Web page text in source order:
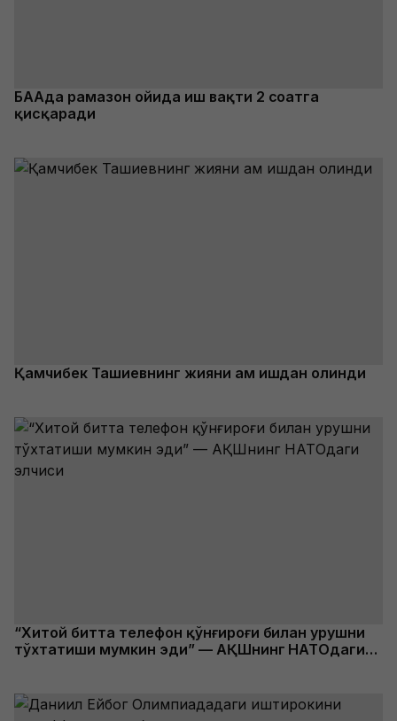
БААда рамазон ойида иш вақти 2 соатга
қисқаради
Қамчибек Ташиевнинг жияни ҳам ишдан олинди
“Хитой битта телефон қўнғироғи билан урушни
тўхтатиши мумкин эди” — АҚШнинг НАТОдаги